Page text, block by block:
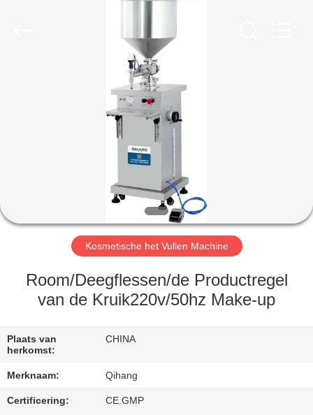
PRODUCTEN
FABRIEKSREIS
KWALITEITSCONTROLE
ONS
NIEUWS
Kosmetische het Vullen Machine
Room/Deegflessen/de Productregel
van de Kruik220v/50hz Make-up
Plaats van
herkomst:
CHINA
Merknaam: Qihang
Certificering: CE.GMP